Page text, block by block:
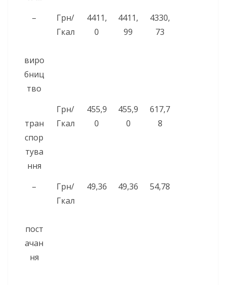
–
виро
бниц
тво
Грн/
Гкал
4411,
0
4411,
99
4330,
73
тран
спор
тува
ння
Грн/
Гкал
455,9
0
455,9
0
617,7
8
–
пост
ачан
ня
Грн/
Гкал
49,36 49,36 54,78